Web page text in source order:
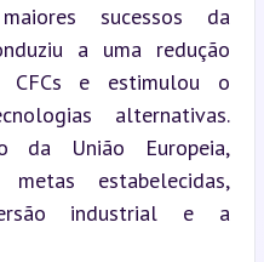
sucessos da
a uma redução
alternativas.
da União Europeia,
estabelecidas,
industrial e a